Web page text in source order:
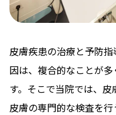
皮膚疾患の治療と予防
因は、複合的なことが
す。そこで当院では、
皮膚の専門的な検査を